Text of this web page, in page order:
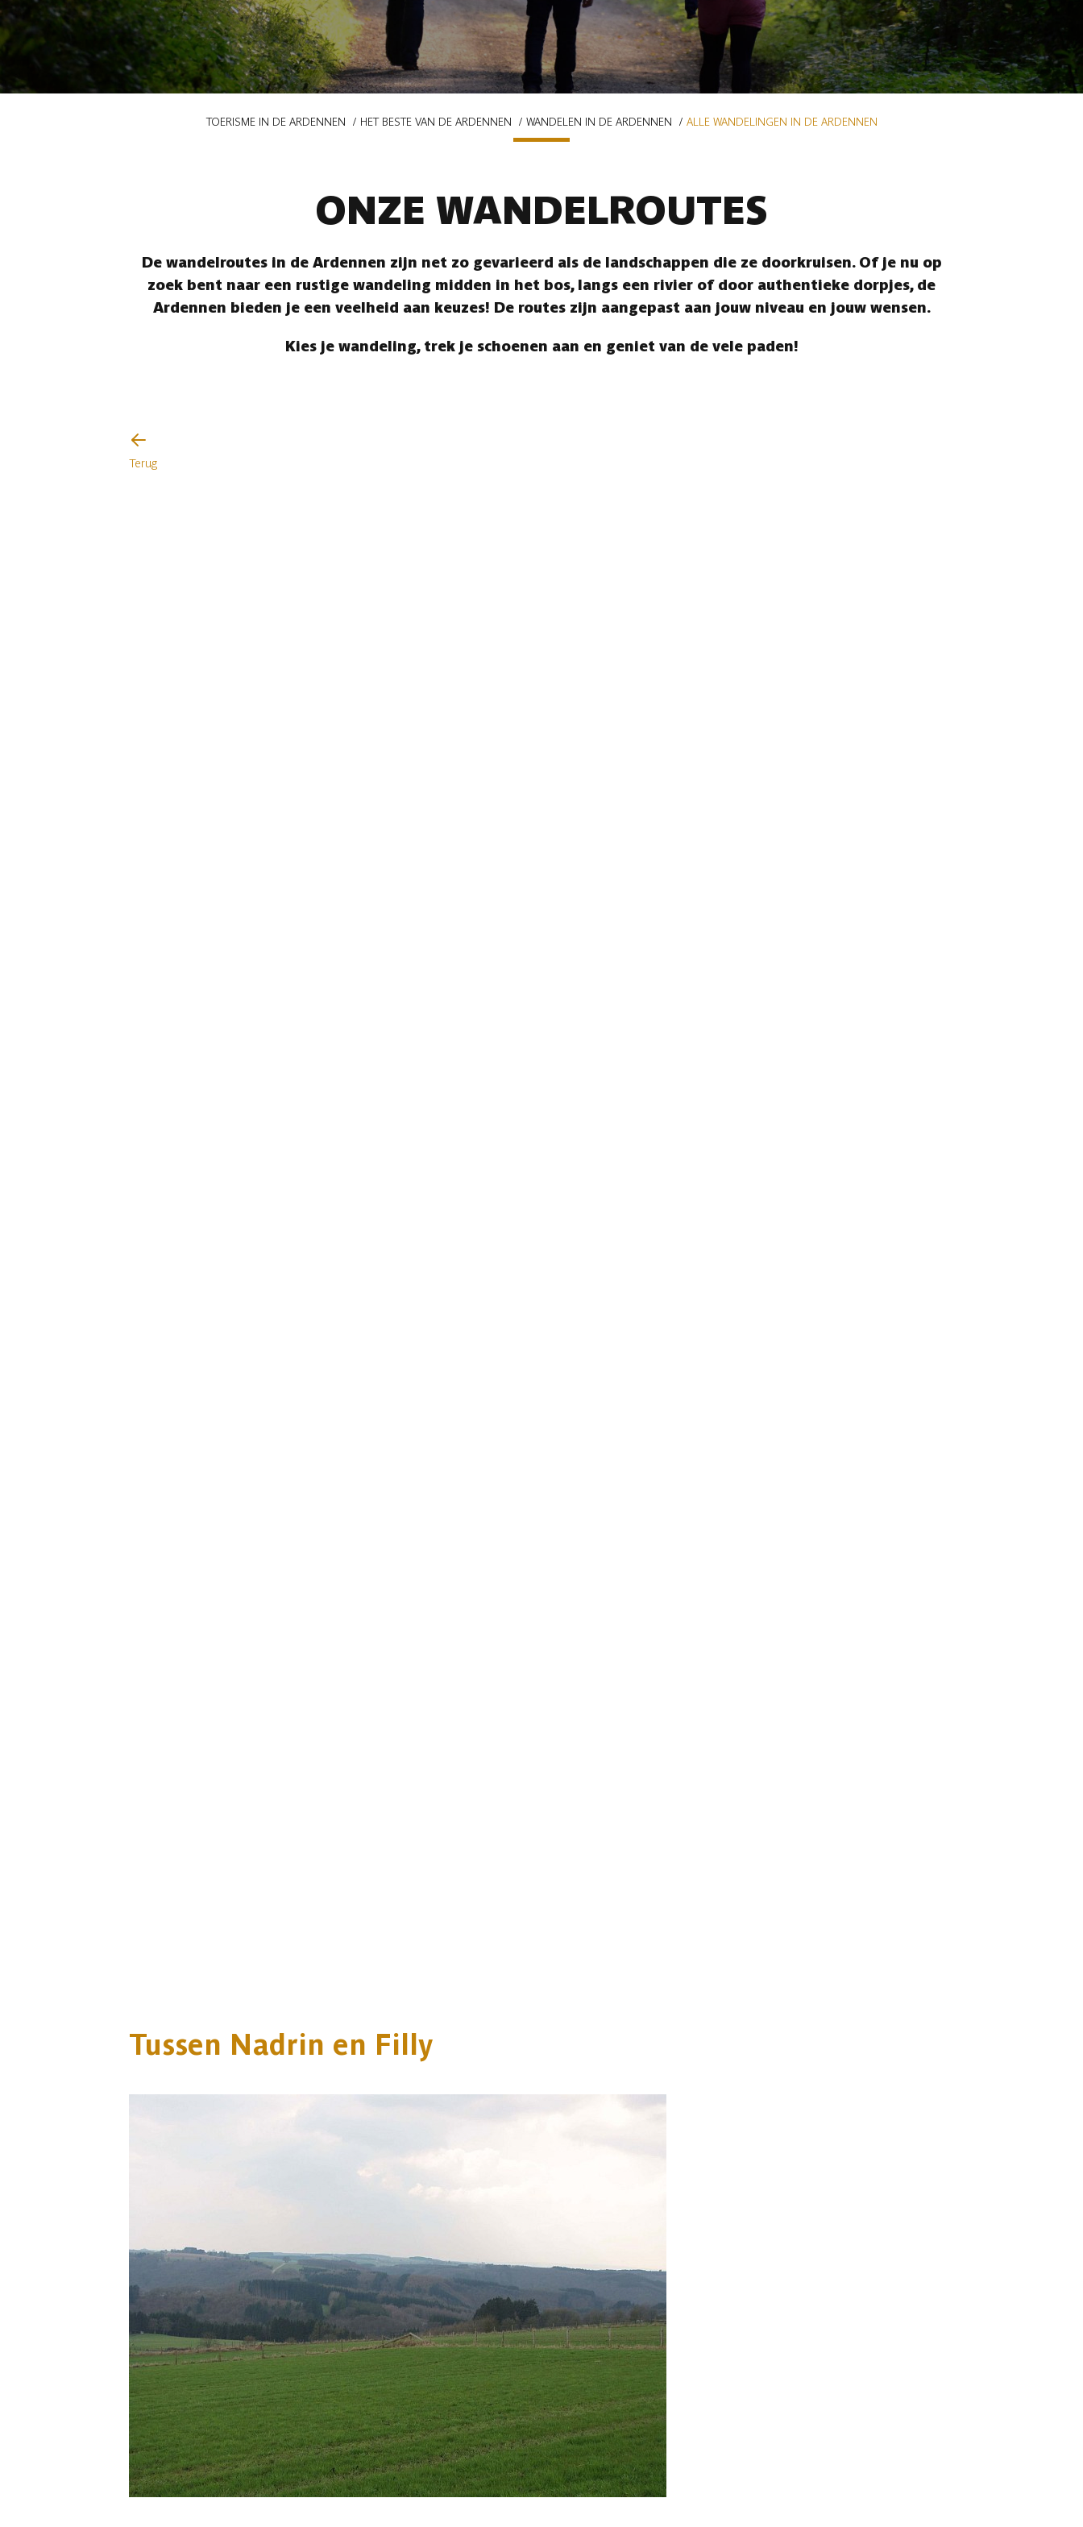
TOERISME IN DE ARDENNEN HET BESTE VAN DE ARDENNEN WANDELEN IN DE ARDENNEN ALLE WANDELINGEN IN DE ARDENNEN
ONZE WANDELROUTES
De wandelroutes in de Ardennen zijn net zo gevarieerd als de landschappen die ze doorkruisen. Of je nu op
zoek bent naar een rustige wandeling midden in het bos, langs een rivier of door authentieke dorpjes, de
Ardennen bieden je een veelheid aan keuzes! De routes zijn aangepast aan jouw niveau en jouw wensen.
Kies je wandeling, trek je schoenen aan en geniet van de vele paden!
Terug
Tussen Nadrin en Filly